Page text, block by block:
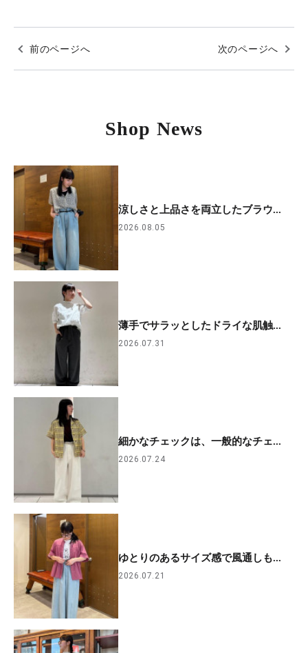
前のページへ 次のページへ
Shop News
涼しさと上品さを両立したブラウ...
2026.08.05
薄手でサラッとしたドライな肌触...
2026.07.31
細かなチェックは、一般的なチェ...
2026.07.24
ゆとりのあるサイズ感で風通しも...
2026.07.21